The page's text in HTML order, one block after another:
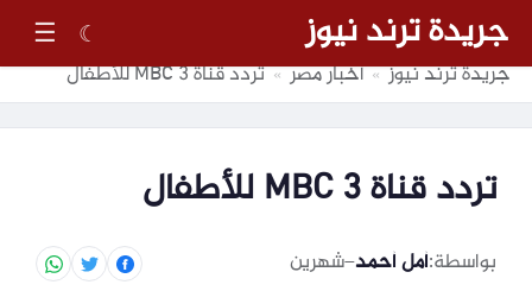
جريدة ترند نيوز ☾
☰
جريدة ترند نيوز » أخبار مصر » تردد قناة MBC 3 للأطفال
تردد قناة MBC 3 للأطفال
بواسطة:أمل أحمد–شهرين